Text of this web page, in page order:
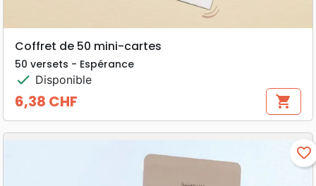
Coffret de 50 mini-cartes
50 versets - Espérance
check Disponible
Prix
6,38 CHF shopping_cart
favorite_border